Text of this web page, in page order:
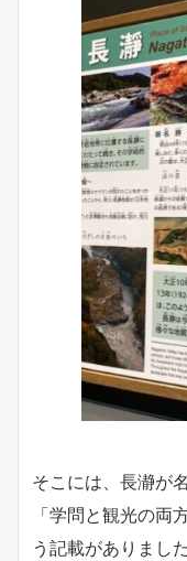
そこには、長瀞が
「学問と観光の両
う記載がありました